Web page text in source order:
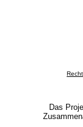
Das